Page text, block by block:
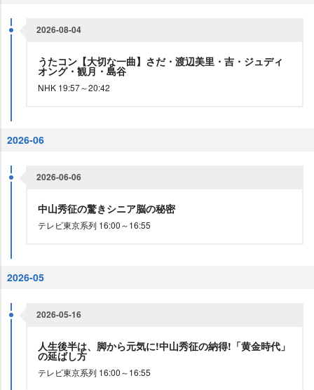
2026-08-04
うたコン【大切な一曲】さだ・渡辺美里・吉・ジュディ
オング・観月・島谷
NHK 19:57～20:42
2026-06
2026-06-06
中山秀征の驚きシニア脳の秘密
テレビ東京系列 16:00～16:55
2026-05
2026-05-16
人生後半は、脚から元気に!中山秀征の納得!「黄金時代」
の延ばし方
テレビ東京系列 16:00～16:55